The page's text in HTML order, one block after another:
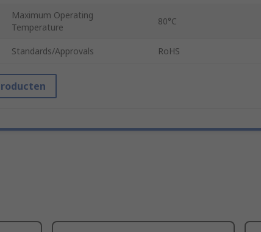
Maximum Operating
Temperature
80°C
Standards/Approvals RoHS